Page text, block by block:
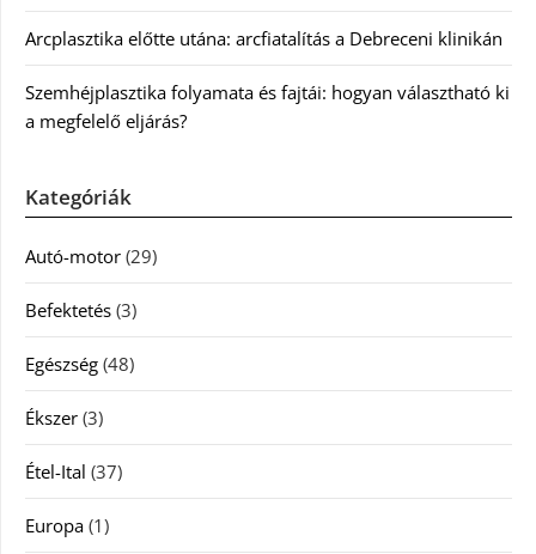
Arcplasztika előtte utána: arcfiatalítás a Debreceni klinikán
Szemhéjplasztika folyamata és fajtái: hogyan választható ki
a megfelelő eljárás?
Kategóriák
Autó-motor (29)
Befektetés (3)
Egészség (48)
Ékszer (3)
Étel-Ital (37)
Europa (1)